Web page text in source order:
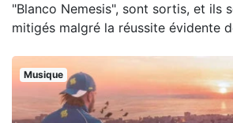
"Blanco Nemesis", sont sortis, et ils
mitigés malgré la réussite évidente
Musique